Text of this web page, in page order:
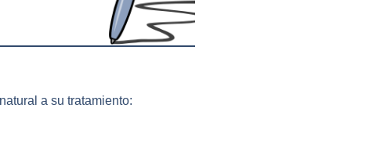
a su tratamiento: